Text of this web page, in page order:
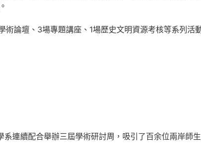
論壇、3場專題講座、1場歷史文明資源考核等系列活
連續配合舉辦三屆學術研討周，吸引了百余位兩岸師